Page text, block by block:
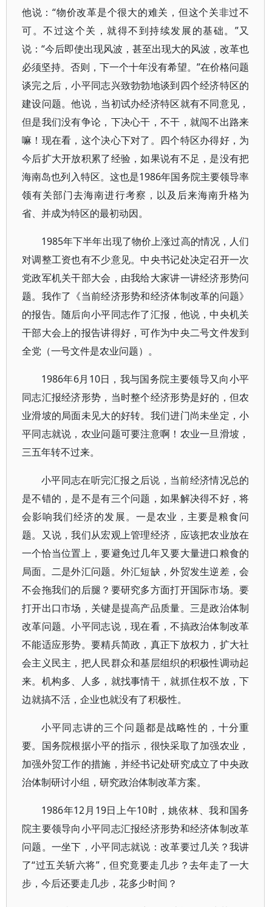
他说：“物价改革是个很大的难关，但这个关非过不
可。不过这个关，就得不到持续发展的基础。”又
说：“今后即使出现风波，甚至出现大的风波，改革也
必须坚持。否则，下一个十年没有希望。”在价格问题
谈完之后，小平同志兴致勃勃地谈到四个经济特区的
建设问题。他说，当初试办经济特区就有不同意见，
但是我们没有争论，下决心干，不干，就闯不出路来
嘛！现在看，这个决心下对了。四个特区办得好，为
今后扩大开放积累了经验，如果说有不足，是没有把
海南岛也列入特区。这也是1986年国务院主要领导率
领有关部门去海南进行考察，以及后来海南升格为
省、并成为特区的最初动因。
1985年下半年出现了物价上涨过高的情况，人们
对调整工资也有不少意见。中央书记处决定召开一次
党政军机关干部大会，由我给大家讲一讲经济形势问
题。我作了《当前经济形势和经济体制改革的问题》
的报告。随后向小平同志作了汇报，他说，中央机关
干部大会上的报告讲得好，可作为中央二号文件发到
全党（一号文件是农业问题）。
1986年6月10日，我与国务院主要领导又向小平
同志汇报经济形势，当时整个经济形势是好的，但农
业滑坡的局面未见大的好转。我们进门尚未坐定，小
平同志就说，农业问题可要注意啊！农业一旦滑坡，
三五年转不过来。
小平同志在听完汇报之后说，当前经济情况总的
是不错的，是不是有三个问题，如果解决得不好，将
会影响我们经济的发展。一是农业，主要是粮食问
题。又说，我们从宏观上管理经济，应该把农业放在
一个恰当位置上，要避免过几年又要大量进口粮食的
局面。二是外汇问题。外汇短缺，外贸发生逆差，会
不会拖我们的后腿？要研究多方面打开国际市场。要
打开出口市场，关键是提高产品质量。三是政治体制
改革问题。小平同志说，现在看，不搞政治体制改革
不能适应形势。要精兵简政，真正下放权力，扩大社
会主义民主，把人民群众和基层组织的积极性调动起
来。机构多、人多，就找事情干，就抓住权不放，下
边就搞不活，企业也就没有了积极性。
小平同志讲的三个问题都是战略性的，十分重
要。国务院根据小平的指示，很快采取了加强农业，
加强外贸工作的措施，并经书记处研究成立了中央政
治体制研讨小组，研究政治体制改革方案。
1986年12月19日上午10时，姚依林、我和国务
院主要领导向小平同志汇报经济形势和经济体制改革
问题。一坐下，小平同志就说：改革要过几关？我讲
了“过五关斩六将”，但究竟要走几步？去年走了一大
步，今后还要走几步，花多少时间？